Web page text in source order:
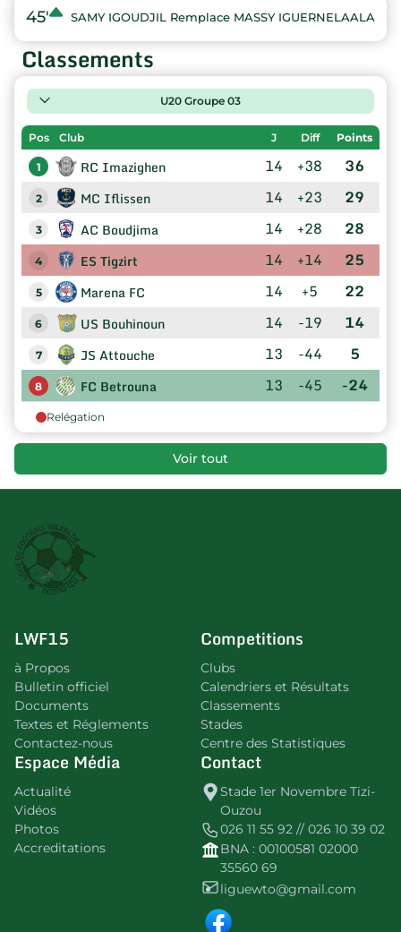
45' SAMY IGOUDJIL Remplace MASSY IGUERNELAALA
Classements
U20 Groupe 03
Pos Club J Diff Points
1 RC Imazighen 14 +38 36
2 MC Iflissen 14 +23 29
3 AC Boudjima 14 +28 28
4 ES Tigzirt 14 +14 25
5 Marena FC 14 +5 22
6 US Bouhinoun 14 -19 14
7 JS Attouche 13 -44 5
8 FC Betrouna 13 -45 -24
Relégation
Voir tout
LWF15
à Propos
Bulletin officiel
Documents
Textes et Réglements
Contactez-nous
Competitions
Clubs
Calendriers et Résultats
Classements
Stades
Centre des Statistiques
Espace Média
Actualité
Vidéos
Photos
Accreditations
Contact
Stade 1er Novembre Tizi-
Ouzou
026 11 55 92 // 026 10 39 02
BNA : 00100581 02000
35560 69
liguewto@gmail.com